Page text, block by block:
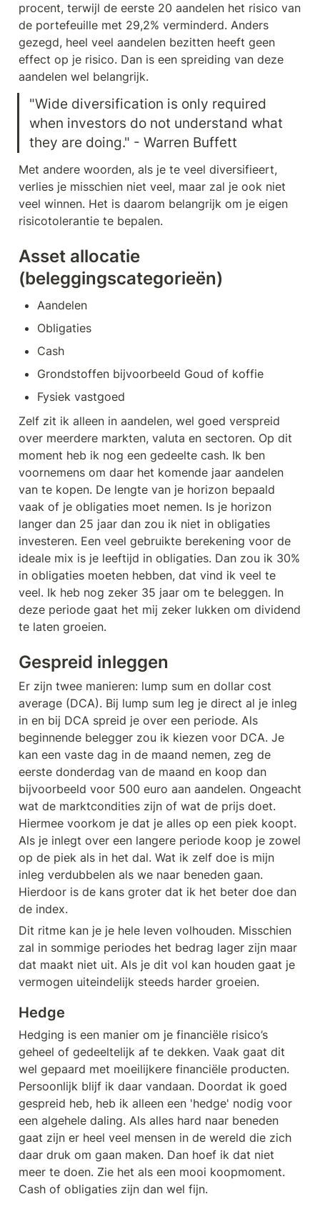
procent, terwijl de eerste 20 aandelen het risico van
de portefeuille met 29,2% verminderd. Anders
gezegd, heel veel aandelen bezitten heeft geen
effect op je risico. Dan is een spreiding van deze
aandelen wel belangrijk.
"Wide diversification is only required
when investors do not understand what
they are doing." - Warren Buffett
Met andere woorden, als je te veel diversifieert,
verlies je misschien niet veel, maar zal je ook niet
veel winnen. Het is daarom belangrijk om je eigen
risicotolerantie te bepalen.
Asset allocatie
(beleggingscategorieën)
Aandelen
Obligaties
Cash
Grondstoffen bijvoorbeeld Goud of koffie
Fysiek vastgoed
Zelf zit ik alleen in aandelen, wel goed verspreid
over meerdere markten, valuta en sectoren. Op dit
moment heb ik nog een gedeelte cash. Ik ben
voornemens om daar het komende jaar aandelen
van te kopen. De lengte van je horizon bepaald
vaak of je obligaties moet nemen. Is je horizon
langer dan 25 jaar dan zou ik niet in obligaties
investeren. Een veel gebruikte berekening voor de
ideale mix is je leeftijd in obligaties. Dan zou ik 30%
in obligaties moeten hebben, dat vind ik veel te
veel. Ik heb nog zeker 35 jaar om te beleggen. In
deze periode gaat het mij zeker lukken om dividend
te laten groeien.
Gespreid inleggen
Er zijn twee manieren: lump sum en dollar cost
average (DCA). Bij lump sum leg je direct al je inleg
in en bij DCA spreid je over een periode. Als
beginnende belegger zou ik kiezen voor DCA. Je
kan een vaste dag in de maand nemen, zeg de
eerste donderdag van de maand en koop dan
bijvoorbeeld voor 500 euro aan aandelen. Ongeacht
wat de marktcondities zijn of wat de prijs doet.
Hiermee voorkom je dat je alles op een piek koopt.
Als je inlegt over een langere periode koop je zowel
op de piek als in het dal. Wat ik zelf doe is mijn
inleg verdubbelen als we naar beneden gaan.
Hierdoor is de kans groter dat ik het beter doe dan
de index.
Dit ritme kan je je hele leven volhouden. Misschien
zal in sommige periodes het bedrag lager zijn maar
dat maakt niet uit. Als je dit vol kan houden gaat je
vermogen uiteindelijk steeds harder groeien.
Hedge
Hedging is een manier om je financiële risico’s
geheel of gedeeltelijk af te dekken. Vaak gaat dit
wel gepaard met moeilijkere financiële producten.
Persoonlijk blijf ik daar vandaan. Doordat ik goed
gespreid heb, heb ik alleen een 'hedge' nodig voor
een algehele daling. Als alles hard naar beneden
gaat zijn er heel veel mensen in de wereld die zich
daar druk om gaan maken. Dan hoef ik dat niet
meer te doen. Zie het als een mooi koopmoment.
Cash of obligaties zijn dan wel fijn.